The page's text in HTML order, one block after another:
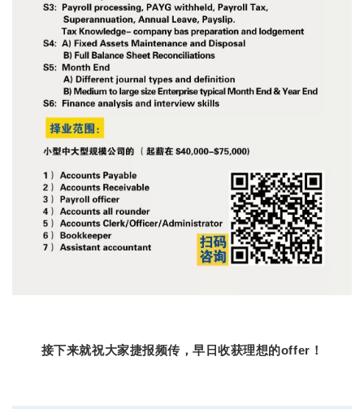
接下来就祝大家捷报频传，早日收获理想的offer！